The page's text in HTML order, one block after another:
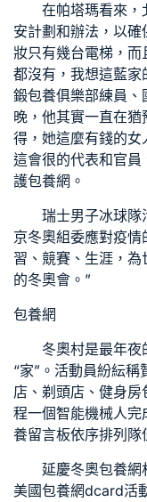
在帕塔瑪看來，
安計劃和辦法，以
妝只有幾台電梯，
都沒有，我想這藍家
鍛包養俱樂部練員、
晚，他其實一直在
得，她這麼有錢的女
這會很的代表和官
護包養網 。
瑞士男子冰球隊
京冬奧組委應對疫
習、競賽、生涯，為
的冬奧會。”
包養網
冬奧村是最年
“家”。活動員紛紜稱
店、剃頭店、健身房
程一個智能機械人
養留言板依序排列隊
延慶冬奧包養網
美國包養網dcard活